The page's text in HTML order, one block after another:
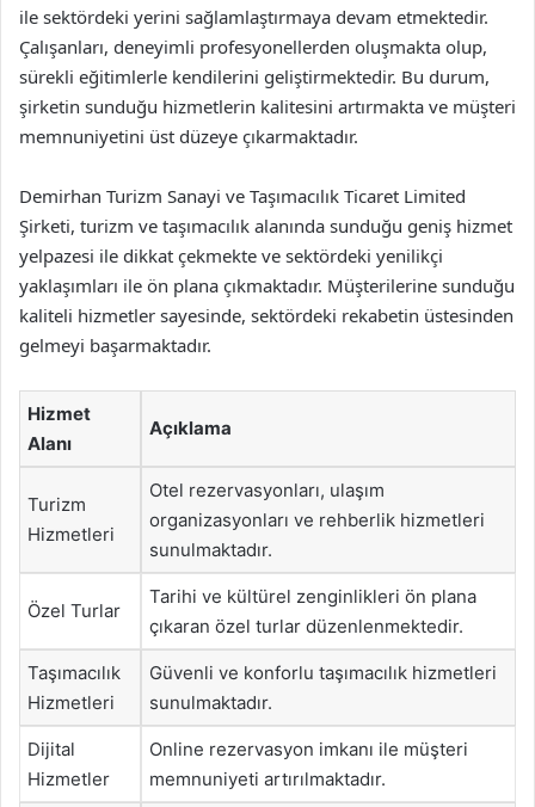
ile sektördeki yerini sağlamlaştırmaya devam etmektedir.
Çalışanları, deneyimli profesyonellerden oluşmakta olup,
sürekli eğitimlerle kendilerini geliştirmektedir. Bu durum,
şirketin sunduğu hizmetlerin kalitesini artırmakta ve müşteri
memnuniyetini üst düzeye çıkarmaktadır.
Demirhan Turizm Sanayi ve Taşımacılık Ticaret Limited
Şirketi, turizm ve taşımacılık alanında sunduğu geniş hizmet
yelpazesi ile dikkat çekmekte ve sektördeki yenilikçi
yaklaşımları ile ön plana çıkmaktadır. Müşterilerine sunduğu
kaliteli hizmetler sayesinde, sektördeki rekabetin üstesinden
gelmeyi başarmaktadır.
Hizmet
Alanı
Açıklama
Turizm
Hizmetleri
Otel rezervasyonları, ulaşım
organizasyonları ve rehberlik hizmetleri
sunulmaktadır.
Özel Turlar
Tarihi ve kültürel zenginlikleri ön plana
çıkaran özel turlar düzenlenmektedir.
Taşımacılık
Hizmetleri
Güvenli ve konforlu taşımacılık hizmetleri
sunulmaktadır.
Dijital
Hizmetler
Online rezervasyon imkanı ile müşteri
memnuniyeti artırılmaktadır.